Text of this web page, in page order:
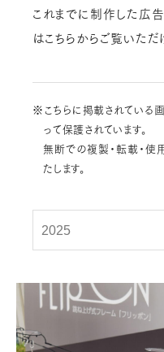
これまでに制作した広
はこちらからご覧いただ
※こちらに掲載されている
って保護されています。
無断での複製・転載・使
たします。